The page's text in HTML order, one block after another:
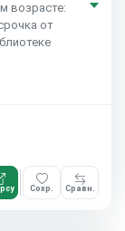
возрасте:
от
Сохр. Сравн.